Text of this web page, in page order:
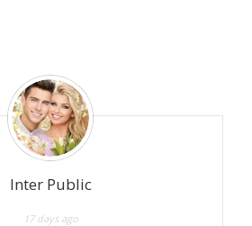
Inter Public
17 days ago